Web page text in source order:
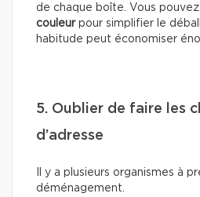
de chaque boîte. Vous pouvez
couleurpour simplifier le
habitude peut économiser
5. Oublier de faire les
d’adresse
Il y a plusieurs organismes à
déménagement.